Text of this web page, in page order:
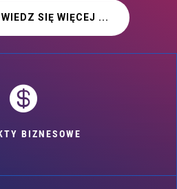
SIĘ WIĘCEJ ...

BIZNESOWE